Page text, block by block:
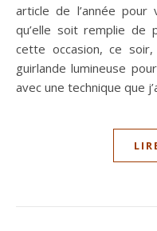
article de l’année pour
qu’elle soit remplie de
cette occasion, ce
guirlande lumineuse
avec une technique que